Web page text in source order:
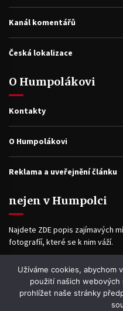
Kanál komentářů
Česká lokalizace
O Humpolákovi
Kontakty
O Humpolákovi
Reklama a uveřejnění článku
nejen v Humpolci
Najdete ZDE popis zajímavých
fotografíí, které se k nim váží.
Facebook
Užíváme cookies, abychom
použití našich
prohlížet naše stránky